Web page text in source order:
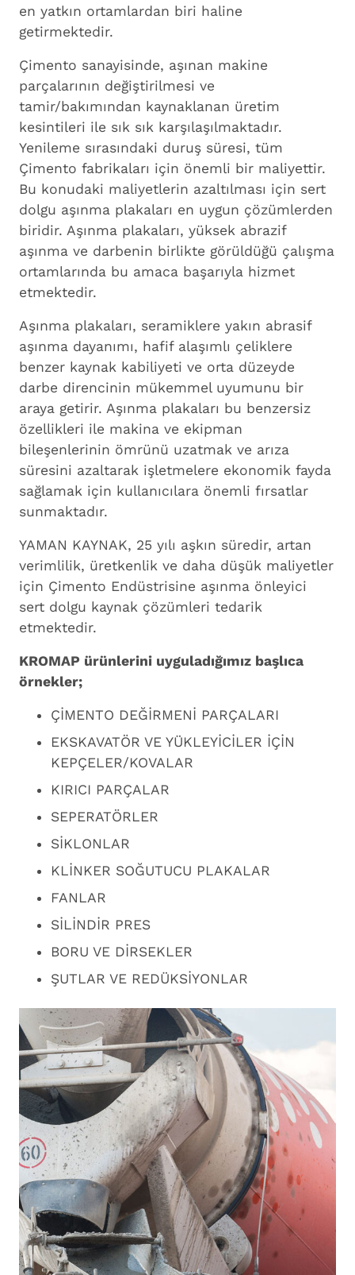
en yatkın ortamlardan biri haline
getirmektedir.
Çimento sanayisinde, aşınan makine
parçalarının değiştirilmesi ve
tamir/bakımından kaynaklanan üretim
kesintileri ile sık sık karşılaşılmaktadır.
Yenileme sırasındaki duruş süresi, tüm
Çimento fabrikaları için önemli bir maliyettir.
Bu konudaki maliyetlerin azaltılması için sert
dolgu aşınma plakaları en uygun çözümlerden
biridir. Aşınma plakaları, yüksek abrazif
aşınma ve darbenin birlikte görüldüğü çalışma
ortamlarında bu amaca başarıyla hizmet
etmektedir.
Aşınma plakaları, seramiklere yakın abrasif
aşınma dayanımı, hafif alaşımlı çeliklere
benzer kaynak kabiliyeti ve orta düzeyde
darbe direncinin mükemmel uyumunu bir
araya getirir. Aşınma plakaları bu benzersiz
özellikleri ile makina ve ekipman
bileşenlerinin ömrünü uzatmak ve arıza
süresini azaltarak işletmelere ekonomik fayda
sağlamak için kullanıcılara önemli fırsatlar
sunmaktadır.
YAMAN KAYNAK, 25 yılı aşkın süredir, artan
verimlilik, üretkenlik ve daha düşük maliyetler
için Çimento Endüstrisine aşınma önleyici
sert dolgu kaynak çözümleri tedarik
etmektedir.
KROMAP ürünlerini uyguladığımız başlıca
örnekler;
ÇİMENTO DEĞİRMENİ PARÇALARI
EKSKAVATÖR VE YÜKLEYİCİLER İÇİN
KEPÇELER/KOVALAR
KIRICI PARÇALAR
SEPERATÖRLER
SİKLONLAR
KLİNKER SOĞUTUCU PLAKALAR
FANLAR
SİLİNDİR PRES
BORU VE DİRSEKLER
ŞUTLAR VE REDÜKSİYONLAR